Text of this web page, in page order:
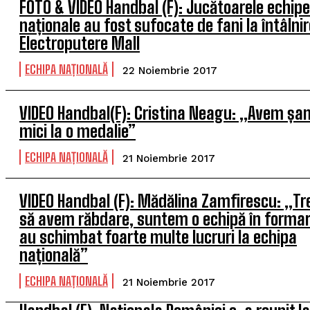
FOTO & VIDEO Handbal (F): Jucătoarele
naționale au fost sufocate de fani la
Electroputere Mall
ECHIPA NAȚIONALĂ 22 Noiembrie 2017
VIDEO Handbal(F): Cristina Neagu: „Avem
mici la o medalie”
ECHIPA NAȚIONALĂ 21 Noiembrie 2017
VIDEO Handbal (F): Mădălina Zamfirescu:
să avem răbdare, suntem o echipă în
au schimbat foarte multe lucruri la echipa
națională”
ECHIPA NAȚIONALĂ 21 Noiembrie 2017